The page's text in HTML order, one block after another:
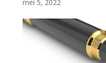
mei 5, 2022